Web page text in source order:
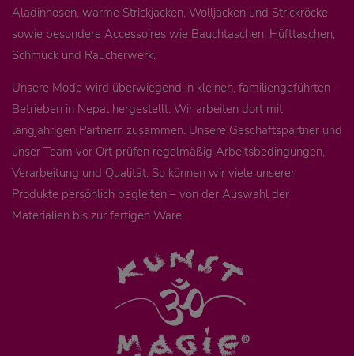
Aladinhosen, warme Strickjacken, Wolljacken und Strickröcke
sowie besondere Accessoires wie Bauchtaschen, Hüfttaschen,
Schmuck und Räucherwerk.
Unsere Mode wird überwiegend in kleinen, familiengeführten
Betrieben in Nepal hergestellt. Wir arbeiten dort mit
langjährigen Partnern zusammen. Unsere Geschäftspartner und
unser Team vor Ort prüfen regelmäßig Arbeitsbedingungen,
Verarbeitung und Qualität. So können wir viele unserer
Produkte persönlich begleiten – von der Auswahl der
Materialien bis zur fertigen Ware.